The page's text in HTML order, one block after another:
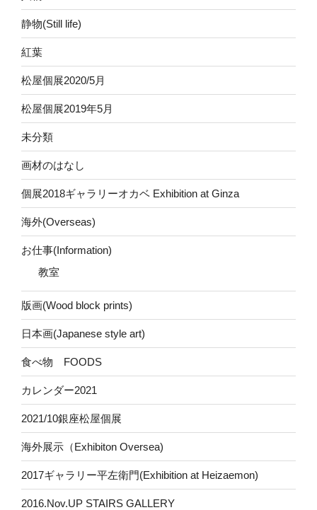
静物(Still life)
紅葉
松屋個展2020/5月
松屋個展2019年5月
未分類
画材のはなし
個展2018ギャラリーオカベ Exhibition at Ginza
海外(Overseas)
お仕事(Information)
教室
版画(Wood block prints)
日本画(Japanese style art)
食べ物 FOODS
カレンダー2021
2021/10銀座松屋個展
海外展示（Exhibiton Oversea)
2017ギャラリー平左衛門(Exhibition at Heizaemon)
2016.Nov.UP STAIRS GALLERY